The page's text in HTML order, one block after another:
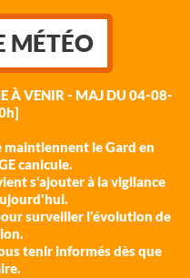
MÉTÉO
À VENIR - MAJ DU 04-08-
maintiennent le Gard en
canicule.
s'ajouter à la vigilance
surveiller l'évolution de
tenir informés dès que